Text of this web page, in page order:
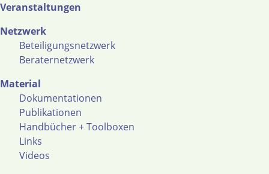
Veranstaltungen
Netzwerk
Beteiligungsnetzwerk
Beraternetzwerk
Material
Dokumentationen
Publikationen
Handbücher + Toolboxen
Links
Videos